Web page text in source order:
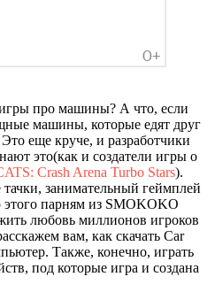
про машины? А что, если
машины, которые едят друг
еще круче, и разработчики
это(как и создатели игры о
Crash Arena Turbo Stars).
занимательный геймплей
этого парням из SMOKOKO
любовь миллионов игроков
вам, как скачать Car
Также, конечно, играть
под которые игра и создана